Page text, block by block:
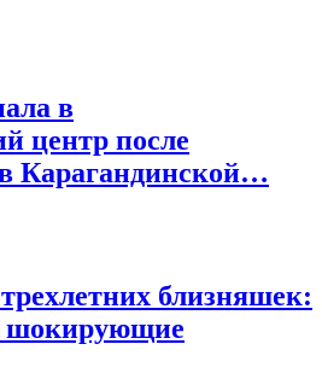
в
центр после
Карагандинской…
близняшек:
шокирующие